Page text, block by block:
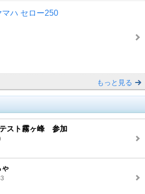
マハ セロー250
もっと見る
スト霧ヶ峰 参加